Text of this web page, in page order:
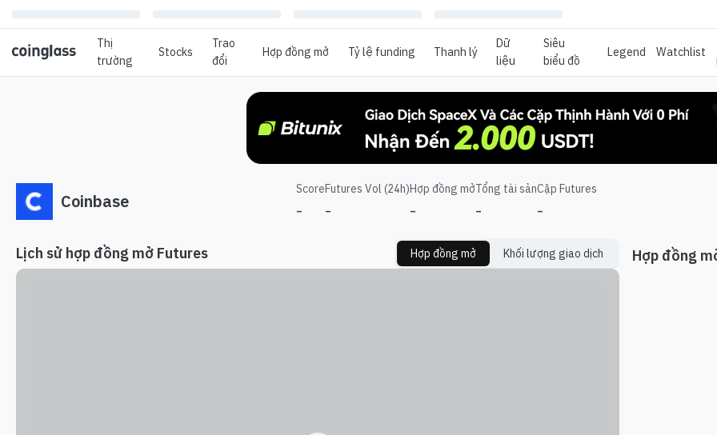
Thị
trường
Stocks
Trao
đổi
Hợp đồng mở Tỷ lệ funding Thanh lý
Dữ
liệu
Siêu
biểu đồ
Legend Watchlist
Coinbase
Score
-
Futures Vol (24h)
-
Hợp đồng mở
-
Tổng tài sản
-
Cặp Futures
-
Lịch sử hợp đồng mở Futures Hợp đồng mở Khối lượng giao dịch Hợp đồng